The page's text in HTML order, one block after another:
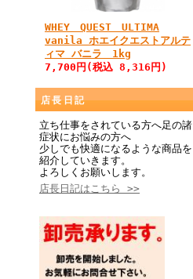
WHEY QUEST ULTIMA
vanila ホエイクエストアルテ
ィマ バニラ 1kg
7,700円(税込 8,316円)
店長日記
立ち仕事をされている方へ足の諸
症状にお悩みの方へ
少しでも快適になるような商品を
紹介していきます。
よろしくお願いします。
店長日記はこちら >>